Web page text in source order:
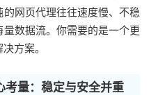
网页代理往往速度慢、不稳
数据流。你需要的是一个更
方案。
考量：稳定与安全并重